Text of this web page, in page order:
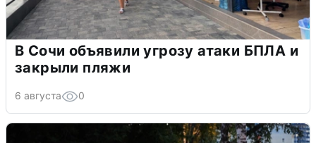
В Сочи объявили угрозу атаки БПЛА и
закрыли пляжи
6 августа 0